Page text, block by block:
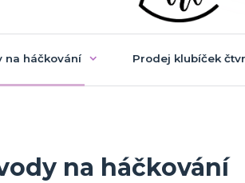
na háčkování Prodej klubíček
na háčkování